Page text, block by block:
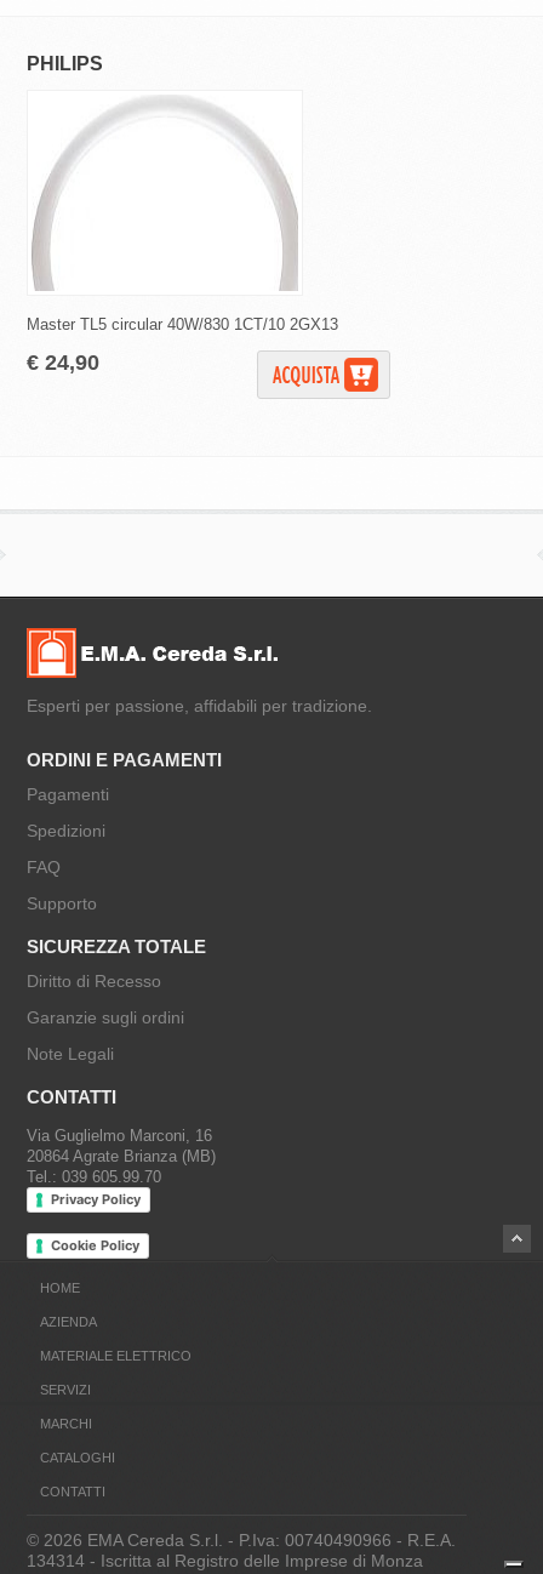
PHILIPS
Master TL5 circular 40W/830 1CT/10 2GX13
€ 24,90
Esperti per passione, affidabili per tradizione.
ORDINI E PAGAMENTI
Pagamenti
Spedizioni
FAQ
Supporto
SICUREZZA TOTALE
Diritto di Recesso
Garanzie sugli ordini
Note Legali
CONTATTI
Via Guglielmo Marconi, 16
20864 Agrate Brianza (MB)
Tel.: 039 605.99.70
Privacy Policy
Cookie Policy
HOME
AZIENDA
MATERIALE ELETTRICO
SERVIZI
MARCHI
CATALOGHI
CONTATTI
© 2026 EMA Cereda S.r.l. - P.Iva: 00740490966 - R.E.A.
134314 - Iscritta al Registro delle Imprese di Monza